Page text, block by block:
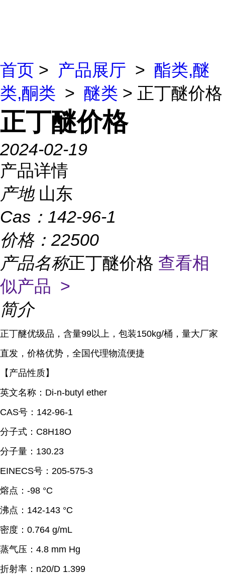
首页 > 产品展厅 > 酯类,醚
类,酮类 > 醚类 > 正丁醚价格
正丁醚价格
2024-02-19
产品详情
产地 山东
Cas： 142-96-1
价格： 22500
产品名称正丁醚价格 查看相
似产品 >
简介
正丁醚优级品，含量99以上，包装150kg/桶，量大厂家
直发，价格优势，全国代理物流便捷
【产品性质】
英文名称：Di-n-butyl ether
CAS号：142-96-1
分子式：C8H18O
分子量：130.23
EINECS号：205-575-3
熔点： -98 °C
沸点： 142-143 °C
密度： 0.764 g/mL
蒸气压： 4.8 mm Hg
折射率： n20/D 1.399